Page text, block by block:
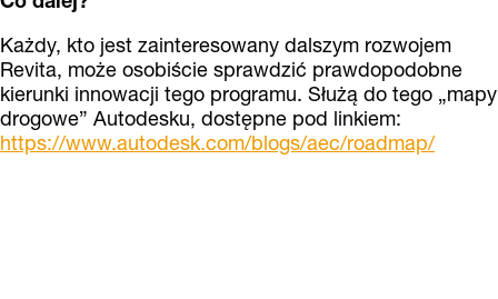
Każdy, kto jest zainteresowany dalszym rozwojem
Revita, może osobiście sprawdzić prawdopodobne
kierunki innowacji tego programu. Służą do tego „mapy
drogowe” Autodesku, dostępne pod linkiem:
https://www.autodesk.com/blogs/aec/roadmap/